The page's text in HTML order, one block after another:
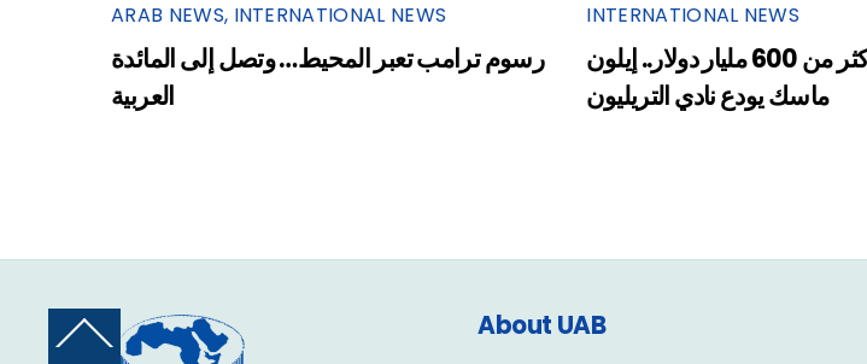
ARAB NEWS, INTERNATIONAL NEWS
رسوم ترامب تعبر المحيط… وتصل إلى المائدة
العربية
INTERNATIONAL NEWS
بعد خسارة أكثر من 600 مليار دولار.. إيلون
ماسك يودع نادي التريليون
Back
About UAB